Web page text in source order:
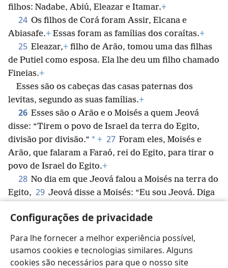
Configurações de privacidade
Para lhe fornecer a melhor experiência possível,
usamos cookies e tecnologias similares. Alguns
cookies são necessários para que o nosso site
filhos: Nadabe, Abiú, Eleazar e Itamar.+
24 Os filhos de Corá foram Assir, Elcana e
Abiasafe.+ Essas foram as famílias dos coraítas.+
25 Eleazar,+ filho de Arão, tomou uma das filhas
de Putiel como esposa. Ela lhe deu um filho chamado
Fineias.+
Esses são os cabeças das casas paternas dos
levitas, segundo as suas famílias.+
26 Esses são o Arão e o Moisés a quem Jeová
disse: “Tirem o povo de Israel da terra do Egito,
divisão por divisão.” * + 27 Foram eles, Moisés e
Arão, que falaram a Faraó, rei do Egito, para tirar o
povo de Israel do Egito.+
28 No dia em que Jeová falou a Moisés na terra do
Egito, 29 Jeová disse a Moisés: “Eu sou Jeová. Diga
30 Então Moisés disse a Jeová: “Tenho dificuldade
para falar;
portanto, como é que Faraó me